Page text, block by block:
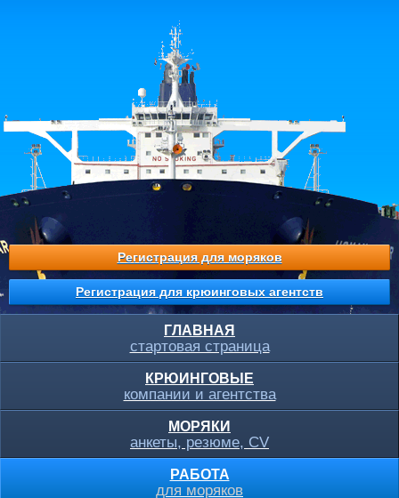
Регистрация для моряков
Регистрация для крюинговых агентств
ГЛАВНАЯ
стартовая страница
КРЮИНГОВЫЕ
компании и агентства
МОРЯКИ
анкеты, резюме, CV
РАБОТА
для моряков